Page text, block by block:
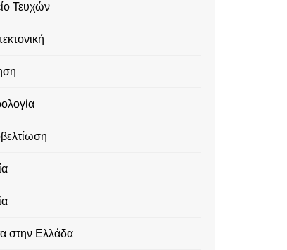
Τευχών
στην Ελλάδα